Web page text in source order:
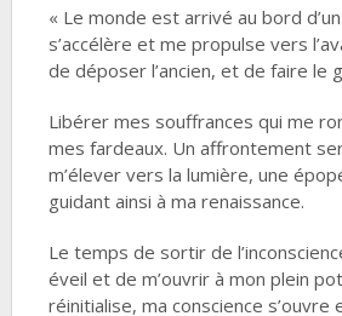
« Le monde est arrivé au bord
s’accélère et me propulse vers
de déposer l’ancien, et de faire le
Libérer mes souffrances qui me
mes fardeaux. Un affrontement
m’élever vers la lumière, une
guidant ainsi à ma renaissance.
Le temps de sortir de
éveil et de m’ouvrir à mon plein
réinitialise, ma conscience s’ouvre